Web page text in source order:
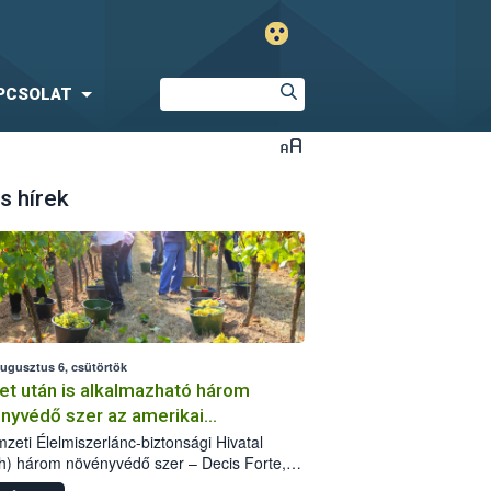
hírek
6, csütörtök
után is alkalmazható három
szer az amerikai
ellen
Élelmiszerlánc-biztonsági Hivatal
három növényvédő szer – Decis Forte,
24 EW, Oroganic – engedélyokiratát